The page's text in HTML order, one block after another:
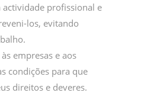
actividade profissional e
los, evitando
empresas e aos
condições para que
direitos e deveres.